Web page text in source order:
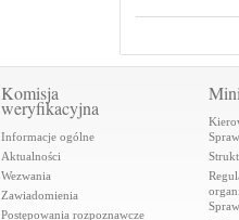
Komisja
weryfikacyjna
Informacje ogólne
Aktualności
Wezwania
Zawiadomienia
Postępowania rozpoznawcze